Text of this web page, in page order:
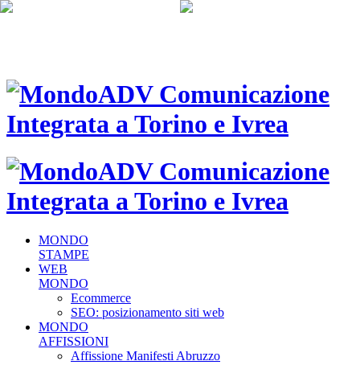
MONDO
STAMPE
WEB
MONDO
Ecommerce
SEO: posizionamento siti web
MONDO
AFFISSIONI
Affissione Manifesti Abruzzo